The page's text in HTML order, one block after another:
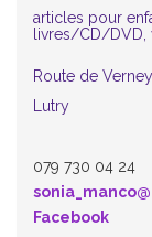
articles pour
livres/CD/DVD,
Route de
Lutry
079 730 04 24
Facebook